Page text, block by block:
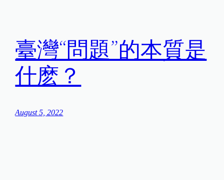
臺灣“問題”的本質是
什麽？
August 5, 2022